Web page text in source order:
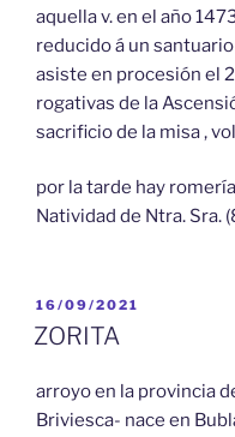
aquella v. en el año
reducido á un santuario
asiste en procesión el
rogativas de la
sacrificio de la misa ,
por la tarde hay
Natividad de Ntra. Sra.
PUBLICADO
EL
16/09/2021
ZORITA
arroyo en la provincia
Briviesca- nace en